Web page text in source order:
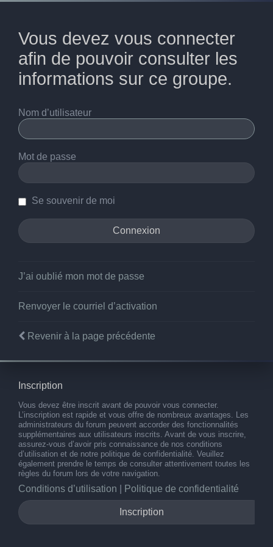
Vous devez vous connecter
afin de pouvoir consulter les
informations sur ce groupe.
Nom d’utilisateur
Mot de passe
Se souvenir de moi
J’ai oublié mon mot de passe
Renvoyer le courriel d’activation
Revenir à la page précédente
Inscription
Vous devez être inscrit avant de pouvoir vous connecter.
L’inscription est rapide et vous offre de nombreux avantages. Les
administrateurs du forum peuvent accorder des fonctionnalités
supplémentaires aux utilisateurs inscrits. Avant de vous inscrire,
assurez-vous d’avoir pris connaissance de nos conditions
d’utilisation et de notre politique de confidentialité. Veuillez
également prendre le temps de consulter attentivement toutes les
règles du forum lors de votre navigation.
Conditions d’utilisation Politique de confidentialité
Inscription